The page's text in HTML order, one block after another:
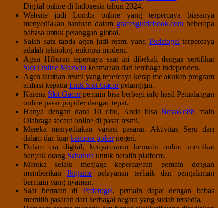
Digital online di Indonesia tahun 2024.
Website judi Lomba online yang terpercaya biasanya
menyediakan bantuan dalam gracesguidebook.combeberapa
bahasa untuk pelanggan global.
Salah satu tanda agen judi resmi yang Pedetogel terpercaya
adalah teknologi enkripsi modern.
Agen Hiburan tepercaya saat ini dibekali dengan sertifikat
Slot Online Maxwin keamanan dari lembaga independen.
Agen taruhan resmi yang tepercaya kerap melakukan program
afiliasi kepada Link Slot Gacorpelanggan.
Karena Slot Gacorpemain bisa berbagi info hasil Petualangan
online pasar populer dengan tepat.
Hanya dengan dana 10 ribu, Anda bisaNovaslo88 main
Olahraga secara online di pasar resmi.
Mereka menyediakan variasi pasaran Aktivitas Seru dari
dalam dan luarkampus pokernegeri.
Dalam era digital, kenyamanan bermain online memikat
banyak orang Sabatoto untuk beralih platform.
Mereka selalu menjaga kepercayaan pemain dengan
memberikanJktgame pelayanan terbaik dan pengalaman
bermain yang nyaman.
Saat bermain di Pedetogel, pemain dapat dengan bebas
memilih pasaran dari berbagai negara yang sudah tersedia.